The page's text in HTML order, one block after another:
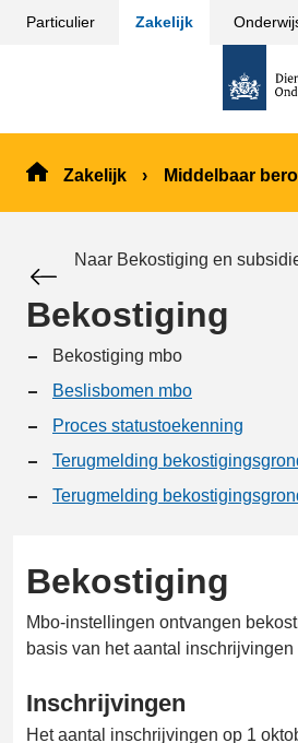
Sla
inhoud
Particulier Zakelijk
Zakelijk Middelbaar
Naar Bekostiging en
Bekostiging
Bekostiging mbo
Beslisbomen mbo
Proces statustoekenning
Terugmelding
Terugmelding
Bekostiging
Mbo-instellingen ontvangen
basis van het aantal
Inschrijvingen
Het aantal inschrijvingen op 1